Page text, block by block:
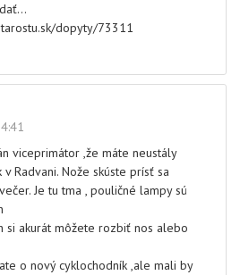
dopyty/73311
viceprimátor ,že máte neustály
Radvani. Nože skúste prísť sa
Je tu tma , pouličné lampy sú
si akurát môžete rozbiť nos alebo
o nový cyklochodník ,ale mali by